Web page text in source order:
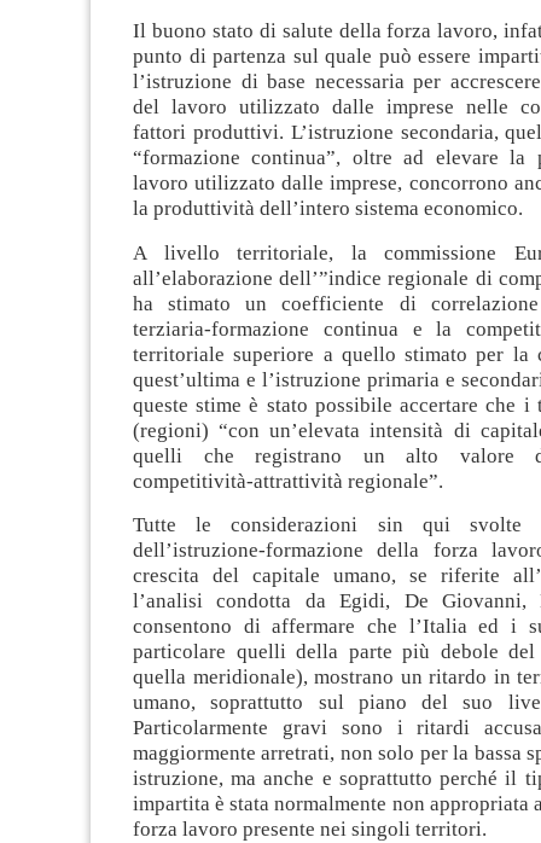
Il buono stato di salute della forza lavoro,
punto di partenza sul quale può essere
l’istruzione di base necessaria per
del lavoro utilizzato dalle imprese nelle
fattori produttivi. L’istruzione secondaria,
“formazione continua”, oltre ad elevare la
lavoro utilizzato dalle imprese, concorrono
la produttività dell’intero sistema economico.
A livello territoriale, la commissione
all’elaborazione dell’”indice regionale di
ha stimato un coefficiente di
terziaria-formazione continua e la
territoriale superiore a quello stimato per la
quest’ultima e l’istruzione primaria e
queste stime è stato possibile accertare che
(regioni) “con un’elevata intensità di
quelli che registrano un alto valore
competitività-attrattività regionale”.
Tutte le considerazioni sin qui svolte
dell’istruzione-formazione della forza
crescita del capitale umano, se riferite
l’analisi condotta da Egidi, De Giovanni,
consentono di affermare che l’Italia ed i
particolare quelli della parte più debole del
quella meridionale), mostrano un ritardo in
umano, soprattutto sul piano del suo
Particolarmente gravi sono i ritardi
maggiormente arretrati, non solo per la bassa
istruzione, ma anche e soprattutto perché il
impartita è stata normalmente non appropriata
forza lavoro presente nei singoli territori.